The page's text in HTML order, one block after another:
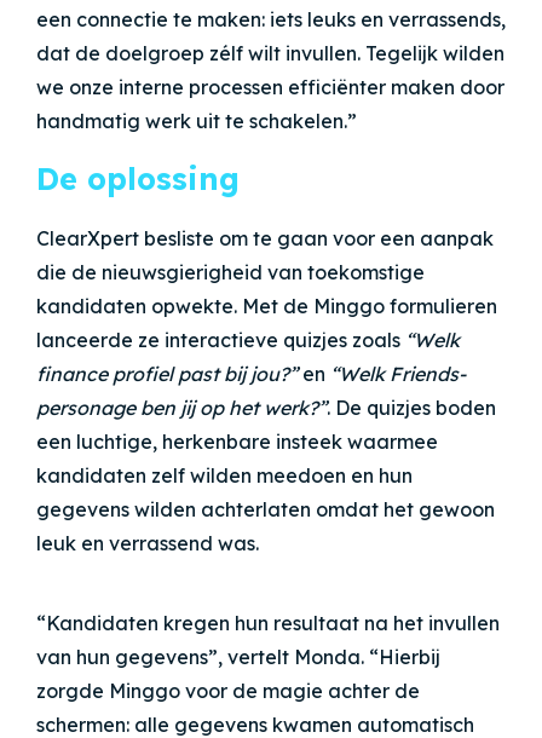
een connectie te maken: iets leuks en verrassends,
dat de doelgroep zélf wilt invullen. Tegelijk wilden
we onze interne processen efficiënter maken door
handmatig werk uit te schakelen.”
De oplossing
ClearXpert besliste om te gaan voor een aanpak
die de nieuwsgierigheid van toekomstige
kandidaten opwekte. Met de Minggo formulieren
lanceerde ze interactieve quizjes zoals “Welk
finance profiel past bij jou?”en “Welk Friends-
personage ben jij op het werk?”. De quizjes boden
een luchtige, herkenbare insteek waarmee
kandidaten zelf wilden meedoen en hun
gegevens wilden achterlaten omdat het gewoon
leuk en verrassend was.
“Kandidaten kregen hun resultaat na het invullen
van hun gegevens”, vertelt Monda. “Hierbij
zorgde Minggo voor de magie achter de
schermen: alle gegevens kwamen automatisch